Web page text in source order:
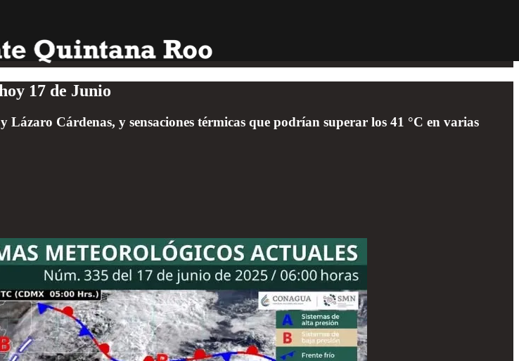
17 de Junio
Cárdenas, y sensaciones térmicas que podrían superar los 41 °C en varias